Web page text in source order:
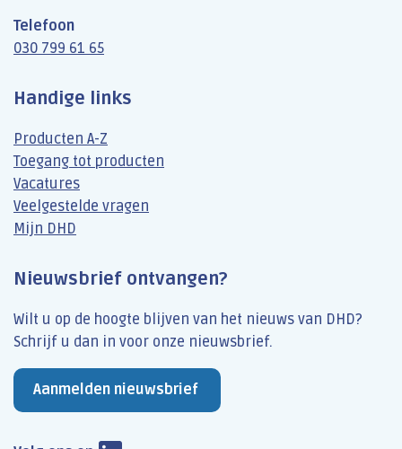
Telefoon
030 799 61 65
Handige links
Producten A-Z
Toegang tot producten
Vacatures
Veelgestelde vragen
Mijn DHD
Nieuwsbrief ontvangen?
Wilt u op de hoogte blijven van het nieuws van DHD?
Schrijf u dan​ in voor onze nieuwsbrief.
Aanmelden nieuwsbrief